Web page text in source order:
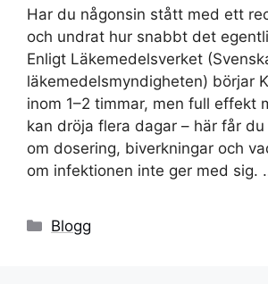
Har du någonsin stått med ett
och undrat hur snabbt det
Enligt Läkemedelsverket
läkemedelsmyndigheten) börjar
inom 1–2 timmar, men full effekt
kan dröja flera dagar – här får
om dosering, biverkningar och
om infektionen inte ger med sig.
Kategorier
Blogg